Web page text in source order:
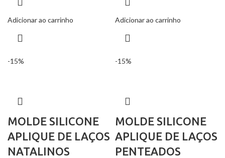
Adicionar ao carrinho Adicionar ao carrinho
-15%
MOLDE SILICONE
APLIQUE DE LAÇOS
NATALINOS
-15%
MOLDE SILICONE
APLIQUE DE LAÇOS
PENTEADOS